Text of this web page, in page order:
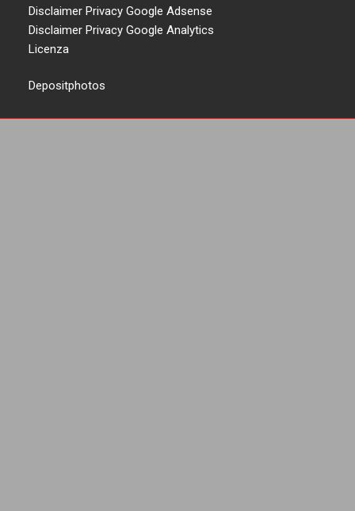
Disclaimer Privacy Google Adsense
Disclaimer Privacy Google Analytics
Licenza
Depositphotos